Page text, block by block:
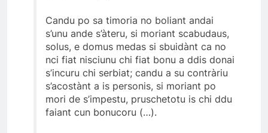
Candu po sa timoria no boliant andai
s’unu ande s’àteru, si moriant scabudaus,
solus, e domus medas si sbuidànt ca no
nci fiat nisciunu chi fiat bonu a ddis donai
s’incuru chi serbiat; candu a su contràriu
s’acostànt a is personis, si moriant po
mori de s’impestu, pruschetotu is chi ddu
faiant cun bonucoru (…).